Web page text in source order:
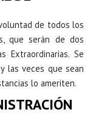
de todos los
que serán de dos
Extraordinarias. Se
las veces que sean
lo ameriten.